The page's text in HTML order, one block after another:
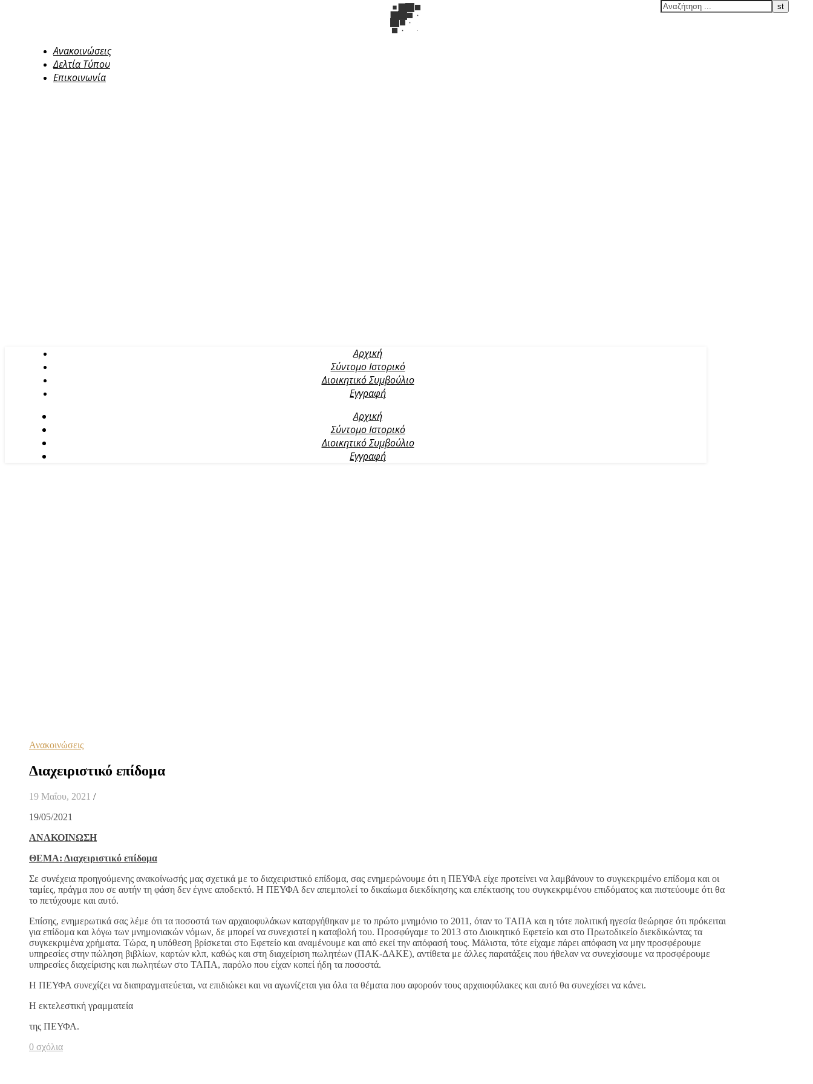
Ανακοινώσεις
Δελτία Τύπου
Επικοινωνία
Αρχική
Σύντομο Ιστορικό
Διοικητικό Συμβούλιο
Εγγραφή
Αρχική
Σύντομο Ιστορικό
Διοικητικό Συμβούλιο
Εγγραφή
Ανακοινώσεις
Διαχειριστικό επίδομα
19 Μαΐου, 2021 /
19/05/2021
ΑΝΑΚΟΙΝΩΣΗ
ΘΕΜΑ: Διαχειριστικό επίδομα
Σε συνέχεια προηγούμενης ανακοίνωσής μας σχετικά με το διαχειριστικό επίδομα, σας ενημερώνουμε ότι η ΠΕΥΦΑ είχε προτείνει να λαμβάνουν το συγκεκριμένο επίδομα και οι
ταμίες, πράγμα που σε αυτήν τη φάση δεν έγινε αποδεκτό. Η ΠΕΥΦΑ δεν απεμπολεί το δικαίωμα διεκδίκησης και επέκτασης του συγκεκριμένου επιδόματος και πιστεύουμε ότι θα
το πετύχουμε και αυτό.
Επίσης, ενημερωτικά σας λέμε ότι τα ποσοστά των αρχαιοφυλάκων καταργήθηκαν με το πρώτο μνημόνιο το 2011, όταν το ΤΑΠΑ και η τότε πολιτική ηγεσία θεώρησε ότι πρόκειται
για επίδομα και λόγω των μνημονιακών νόμων, δε μπορεί να συνεχιστεί η καταβολή του. Προσφύγαμε το 2013 στο Διοικητικό Εφετείο και στο Πρωτοδικείο διεκδικώντας τα
συγκεκριμένα χρήματα. Τώρα, η υπόθεση βρίσκεται στο Εφετείο και αναμένουμε και από εκεί την απόφασή τους. Μάλιστα, τότε είχαμε πάρει απόφαση να μην προσφέρουμε
υπηρεσίες στην πώληση βιβλίων, καρτών κλπ, καθώς και στη διαχείριση πωλητέων (ΠΑΚ-ΔΑΚΕ), αντίθετα με άλλες παρατάξεις που ήθελαν να συνεχίσουμε να προσφέρουμε
υπηρεσίες διαχείρισης και πωλητέων στο ΤΑΠΑ, παρόλο που είχαν κοπεί ήδη τα ποσοστά.
Η ΠΕΥΦΑ συνεχίζει να διαπραγματεύεται, να επιδιώκει και να αγωνίζεται για όλα τα θέματα που αφορούν τους αρχαιοφύλακες και αυτό θα συνεχίσει να κάνει.
Η εκτελεστική γραμματεία
της ΠΕΥΦΑ.
0 σχόλια